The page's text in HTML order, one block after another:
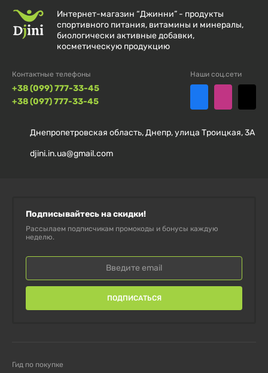
Интернет-магазин “Джинни” - продукты
спортивного питания, витамины и минералы,
биологически активные добавки,
косметическую продукцию
Контактные телефоны
+38 (099) 777-33-45
+38 (097) 777-33-45
Наши соц.сети
Днепропетровская область, Днепр, улица Троицкая, 3А
djini.in.ua@gmail.com
Подписывайтесь на скидки!
Рассылаем подписчикам промокоды и бонусы каждую
неделю.
ПОДПИСАТЬСЯ
Гид по покупке